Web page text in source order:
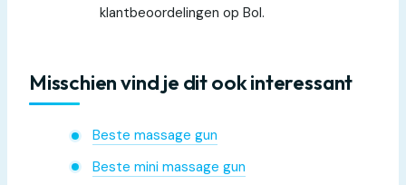
klantbeoordelingen op Bol.
Misschien vind je dit ook interessant
Beste massage gun
Beste mini massage gun